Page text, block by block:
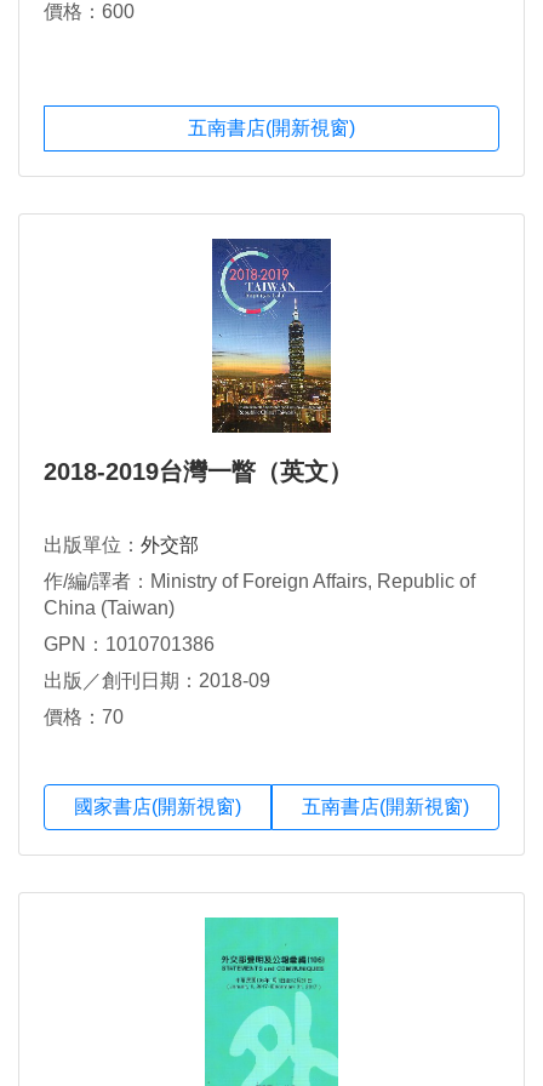
價格：600
五南書店(開新視窗)
2018-2019台灣一瞥（英文）
出版單位： 外交部
作/編/譯者：Ministry of Foreign Affairs, Republic of
China (Taiwan)
GPN：1010701386
出版／創刊日期：2018-09
價格：70
國家書店(開新視窗) 五南書店(開新視窗)